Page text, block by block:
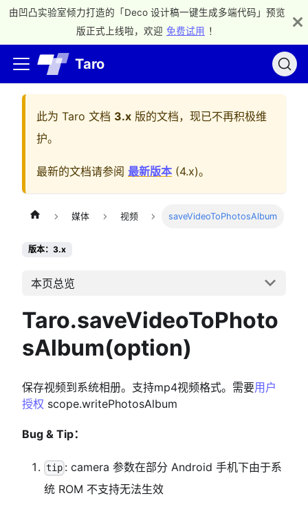
由凹凸实验室倾力打造的「Deco 设计稿一键生成多端代码」预览
版正式上线啦，欢迎 免费试用 ！
Taro
此为 Taro 文档 3.x 版的文档，现已不再积极维
护。
最新的文档请参阅 最新版本 (4.x)。
媒体 视频 saveVideoToPhotosAlbum
版本：3.x
本页总览
Taro.saveVideoToPhoto
sAlbum(option)
保存视频到系统相册。支持mp4视频格式。需要用户
授权 scope.writePhotosAlbum
Bug & Tip：
tip : camera 参数在部分 Android 手机下由于系
统 ROM 不支持无法生效